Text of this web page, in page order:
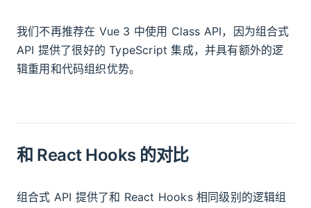
我们不再推荐在 Vue 3 中使用 Class API，因为组合式
API 提供了很好的 TypeScript 集成，并具有额外的逻
辑重用和代码组织优势。
和 React Hooks 的对比
组合式 API 提供了和 React Hooks 相同级别的逻辑组